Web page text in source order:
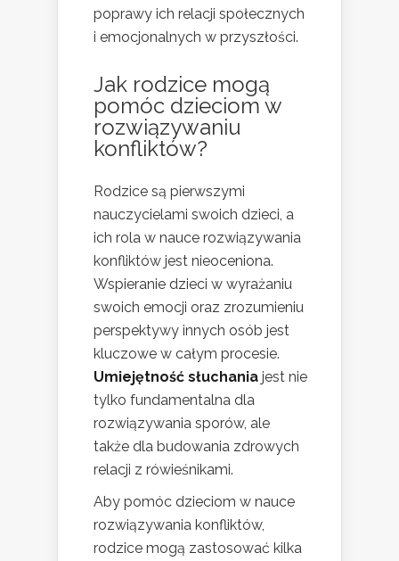
poprawy ich relacji społecznych
i emocjonalnych w przyszłości.
Jak rodzice mogą
pomóc dzieciom w
rozwiązywaniu
konfliktów?
Rodzice są pierwszymi
nauczycielami swoich dzieci, a
ich rola w nauce rozwiązywania
konfliktów jest nieoceniona.
Wspieranie dzieci w wyrażaniu
swoich emocji oraz zrozumieniu
perspektywy innych osób jest
kluczowe w całym procesie.
Umiejętność słuchania jest nie
tylko fundamentalna dla
rozwiązywania sporów, ale
także dla budowania zdrowych
relacji z rówieśnikami.
Aby pomóc dzieciom w nauce
rozwiązywania konfliktów,
rodzice mogą zastosować kilka